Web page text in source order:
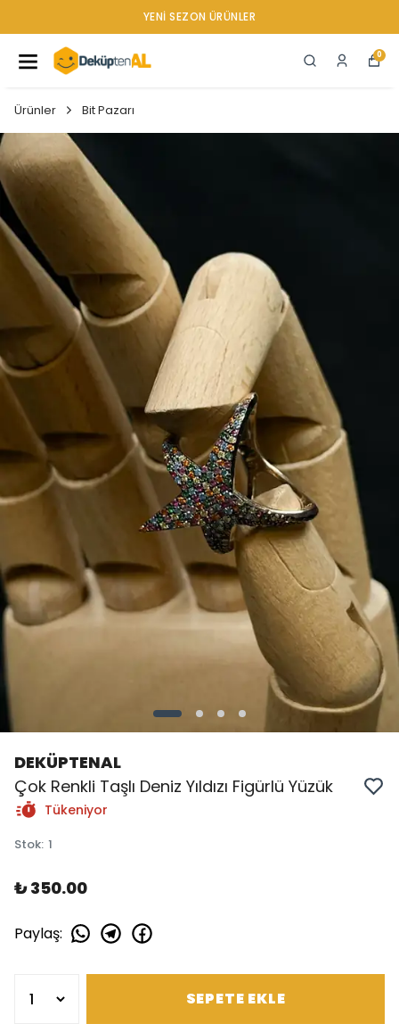
YENI SEZON ÜRÜNLER
0
Ürünler Bit Pazarı
DEKÜPTENAL
Çok Renkli Taşlı Deniz Yıldızı Figürlü Yüzük
Tükeniyor
Stok: 1
₺ 350.00
Paylaş:
SEPETE EKLE